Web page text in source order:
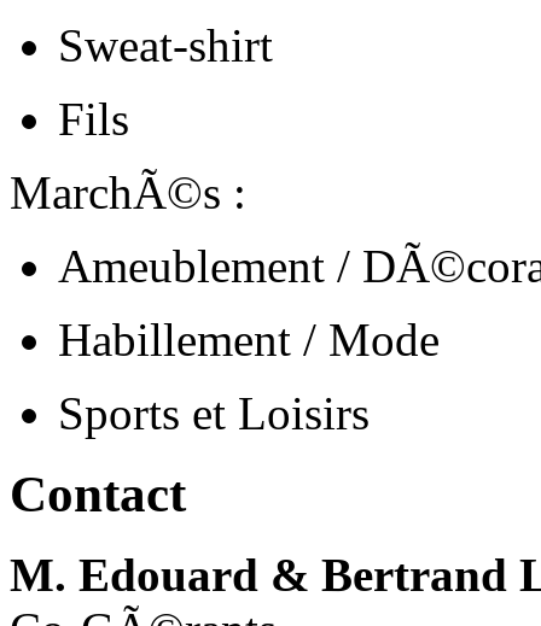
Sweat-shirt
Fils
MarchÃ©s :
Ameublement /
Habillement / Mode
Sports et Loisirs
Contact
M. Edouard & Bertrand